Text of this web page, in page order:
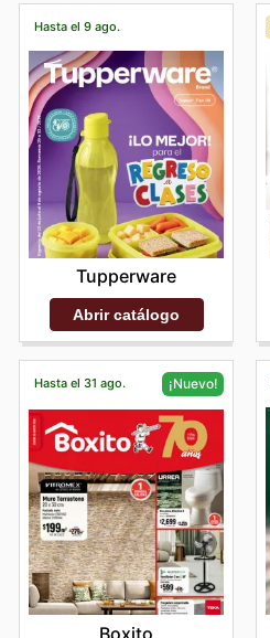
Hasta el 9 ago.
Tupperware
Abrir catálogo
Hasta el 31 ago. ¡Nuevo!
Boxito